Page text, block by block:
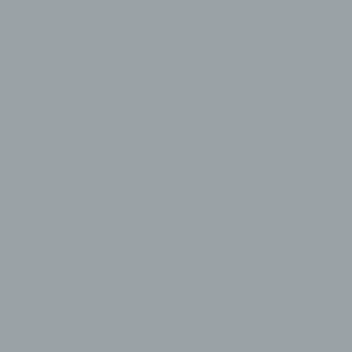
persönliche Aspekte, die sich auf eine natürliche Person
zu bewerten, insbesondere, um Aspekte bezüglich